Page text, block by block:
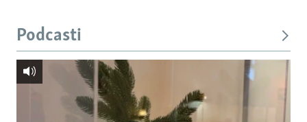
Podcasti